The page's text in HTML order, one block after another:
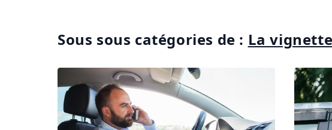
Sous sous catégories de : La